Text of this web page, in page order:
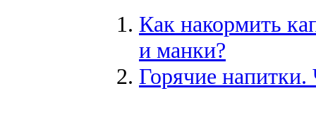
Как накормить
и манки?
Горячие